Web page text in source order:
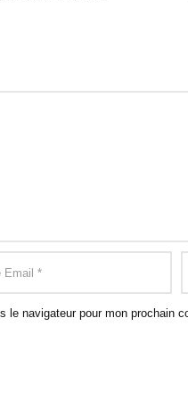
le navigateur pour mon prochain